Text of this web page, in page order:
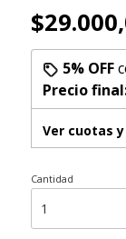
5% OFF
Precio
Ver cuotas
Cantidad